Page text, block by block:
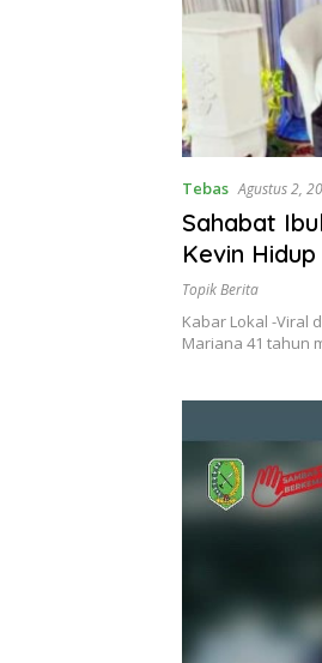
Tebas Agustus 2,
Sahabat
Kevin
Terpaut 25
Topik Berita
Kabar Lokal -Viral
Mariana 41 tahun